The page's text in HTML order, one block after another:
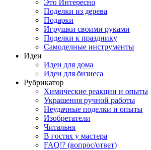
Это Интересно
Поделки из дерева
Подарки
Игрушки своими руками
Поделки к празднику
Самоделные инструменты
Идеи
Идеи для дома
Идеи для бизнеса
Рубрикатор
Химические реакции и опыты
Украшения ручной работы
Неудачные поделки и опыты
Изобретатели
Читальня
В гостях у мастера
FAQ!? (вопрос/ответ)